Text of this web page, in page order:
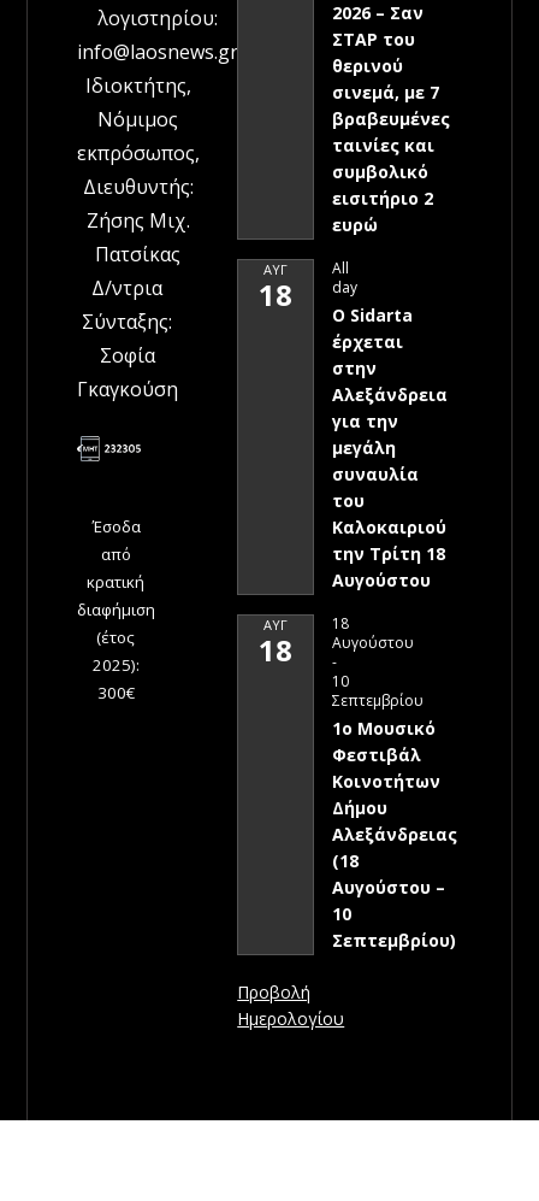
λογιστηρίου:
info@laosnews.gr
Ιδιοκτήτης,
Νόμιμος
εκπρόσωπος,
Διευθυντής:
Ζήσης Μιχ.
Πατσίκας
Δ/ντρια
Σύνταξης:
Σοφία
Γκαγκούση
Έσοδα
από
κρατική
διαφήμιση
(έτος
2025):
300€
2026 – Σαν
ΣΤΑΡ του
θερινού
σινεμά, με 7
βραβευμένες
ταινίες και
συμβολικό
εισιτήριο 2
ευρώ
ΑΥΓ
18
All
day
Ο Sidarta
έρχεται
στην
Αλεξάνδρεια
για την
μεγάλη
συναυλία
του
Καλοκαιριού
την Τρίτη 18
Αυγούστου
ΑΥΓ
18
18
Αυγούστου
-
10
Σεπτεμβρίου
1ο Μουσικό
Φεστιβάλ
Κοινοτήτων
Δήμου
Αλεξάνδρειας
(18
Αυγούστου –
10
Σεπτεμβρίου)